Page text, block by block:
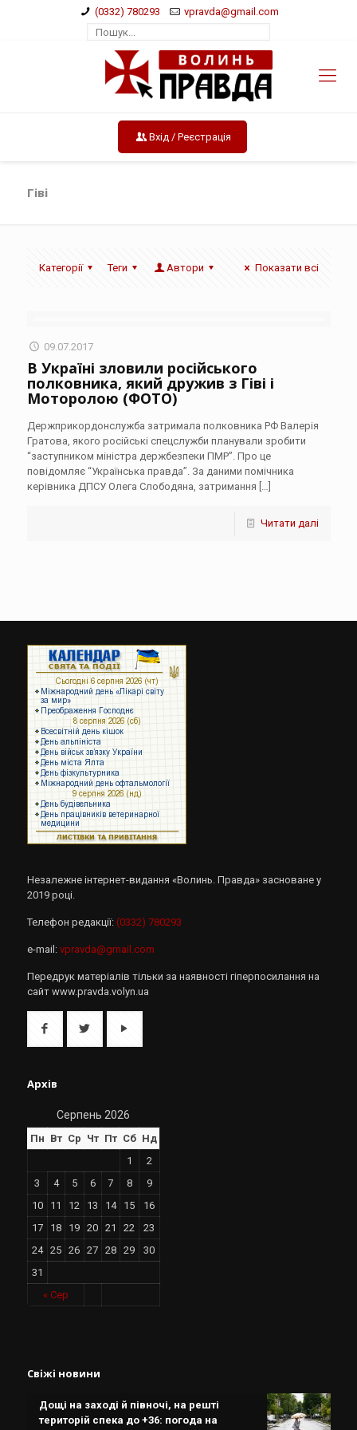
(0332) 780293 vpravda@gmail.com
Вхід / Реєстрація
Гіві
Категорії Теги Автори Показати всі
09.07.2017
В Україні зловили російського
полковника, який дружив з Гіві і
Моторолою (ФОТО)
Держприкордонслужба затримала полковника РФ Валерія
Гратова, якого російські спецслужби планували зробити
“заступником міністра держбезпеки ПМР”. Про це
повідомляє “Українська правда”. За даними помічника
керівника ДПСУ Олега Слободяна, затримання […]
Читати далі
Незалежне інтернет-видання «Волинь. Правда» засноване у
2019 році.
Телефон редакції: (0332) 780293
e-mail: vpravda@gmail.com
Передрук матеріалів тільки за наявності гіперпосилання на
сайт www.pravda.volyn.ua
Архів
Серпень 2026
Пн Вт Ср Чт Пт Сб Нд
« Сер
1
2
3
4 5 6 7 8
9
10
11 12 13 14 15
16
17
18 19 20 21 22
23
24
25 26 27 28 29
30
31
Свіжі новини
Дощі на заході й півночі, на решті
територій спека до +36: погода на